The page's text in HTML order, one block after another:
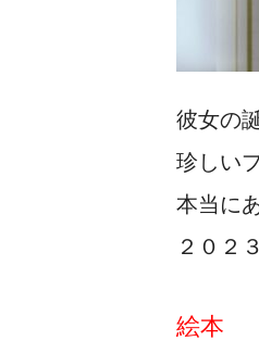
彼女の
珍しい
本当に
２０２
絵本